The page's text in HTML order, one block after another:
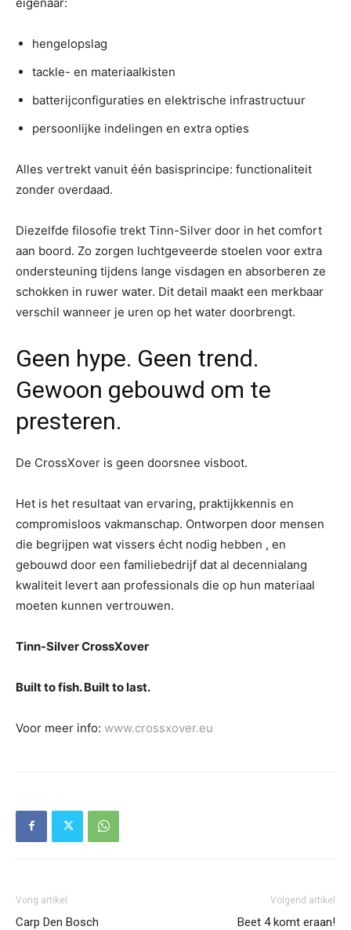
hengelopslag
tackle- en materiaalkisten
batterijconfiguraties en elektrische infrastructuur
persoonlijke indelingen en extra opties
Alles vertrekt vanuit één basisprincipe: functionaliteit
zonder overdaad.
Diezelfde filosofie trekt Tinn-Silver door in het comfort
aan boord. Zo zorgen luchtgeveerde stoelen voor extra
ondersteuning tijdens lange visdagen en absorberen ze
schokken in ruwer water. Dit detail maakt een merkbaar
verschil wanneer je uren op het water doorbrengt.
Geen hype. Geen trend.
Gewoon gebouwd om te
presteren.
De CrossXover is geen doorsnee visboot.
Het is het resultaat van ervaring, praktijkkennis en
compromisloos vakmanschap. Ontworpen door mensen
die begrijpen wat vissers écht nodig hebben , en
gebouwd door een familiebedrijf dat al decennialang
kwaliteit levert aan professionals die op hun materiaal
moeten kunnen vertrouwen.
Tinn-Silver CrossXover
Built to fish. Built to last.
Voor meer info: www.crossxover.eu
Vorig artikel
Carp Den Bosch
Volgend artikel
Beet 4 komt eraan!